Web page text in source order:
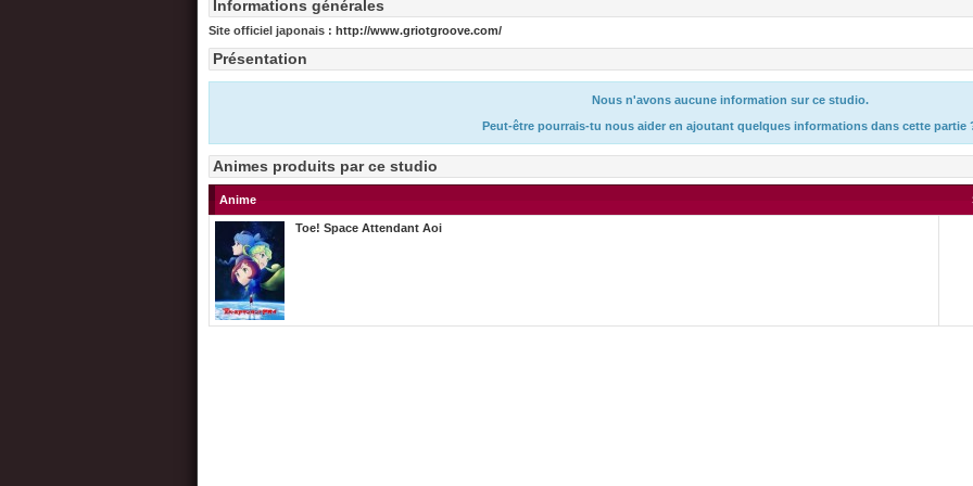
Informations générales
Site officiel japonais : http://www.griotgroove.com/
Présentation
Nous n'avons aucune information sur ce studio.
Peut-être pourrais-tu nous aider en ajoutant quelques informations dans cette partie
Animes produits par ce studio
Anime
Toe! Space Attendant Aoi